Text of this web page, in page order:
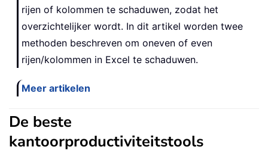
rijen of kolommen te schaduwen, zodat het
overzichtelijker wordt. In dit artikel worden twee
methoden beschreven om oneven of even
rijen/kolommen in Excel te schaduwen.
Meer artikelen
De beste
kantoorproductiviteitstools